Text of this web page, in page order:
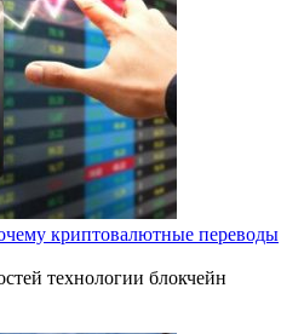
криптовалютные переводы
технологии блокчейн